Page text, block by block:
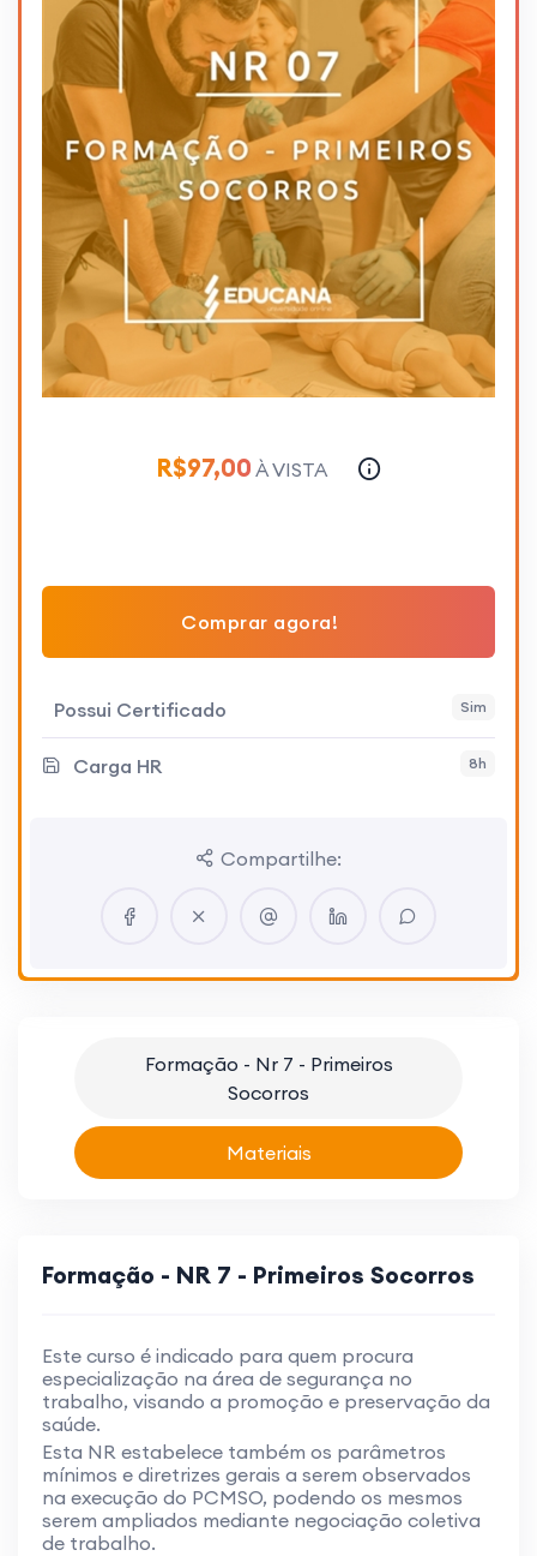
R$97,00 À VISTA
Comprar agora!
Possui Certificado Sim
Carga HR 8h
Compartilhe:
Formação - Nr 7 - Primeiros
Socorros
Materiais
Formação - NR 7 - Primeiros Socorros
Este curso é indicado para quem procura
especialização na área de segurança no
trabalho, visando a promoção e preservação da
saúde.
Esta NR estabelece também os parâmetros
mínimos e diretrizes gerais a serem observados
na execução do PCMSO, podendo os mesmos
serem ampliados mediante negociação coletiva
de trabalho.